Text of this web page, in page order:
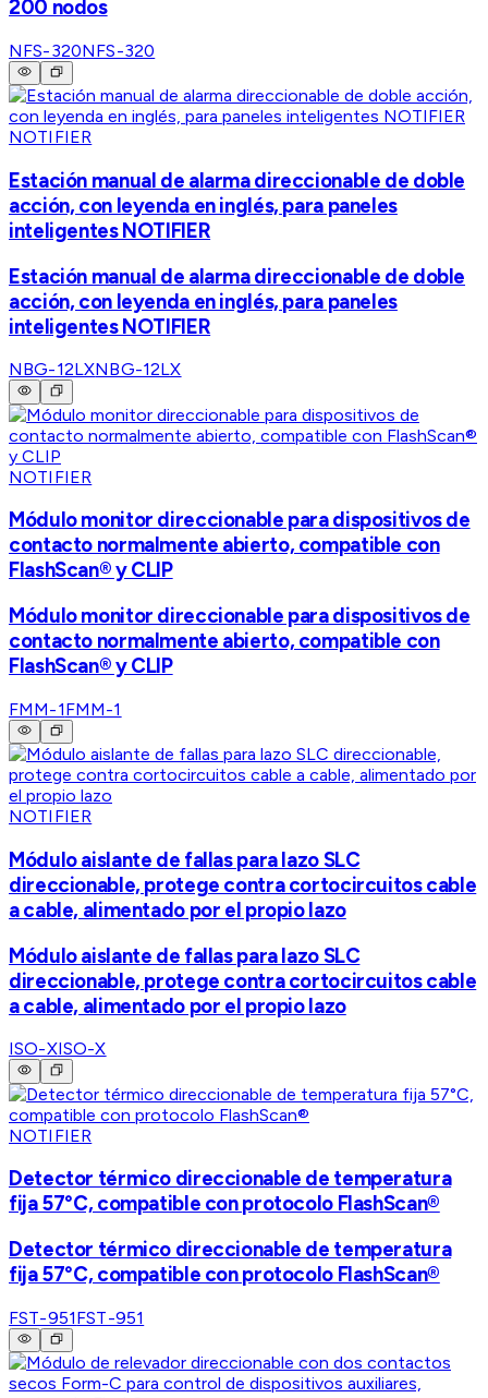
200 nodos
NFS-320NFS-320
NOTIFIER
Estación manual de alarma direccionable de doble
acción, con leyenda en inglés, para paneles
inteligentes NOTIFIER
Estación manual de alarma direccionable de doble
acción, con leyenda en inglés, para paneles
inteligentes NOTIFIER
NBG-12LXNBG-12LX
NOTIFIER
Módulo monitor direccionable para dispositivos de
contacto normalmente abierto, compatible con
FlashScan® y CLIP
Módulo monitor direccionable para dispositivos de
contacto normalmente abierto, compatible con
FlashScan® y CLIP
FMM-1FMM-1
NOTIFIER
Módulo aislante de fallas para lazo SLC
direccionable, protege contra cortocircuitos cable
a cable, alimentado por el propio lazo
Módulo aislante de fallas para lazo SLC
direccionable, protege contra cortocircuitos cable
a cable, alimentado por el propio lazo
ISO-XISO-X
NOTIFIER
Detector térmico direccionable de temperatura
fija 57°C, compatible con protocolo FlashScan®
Detector térmico direccionable de temperatura
fija 57°C, compatible con protocolo FlashScan®
FST-951FST-951